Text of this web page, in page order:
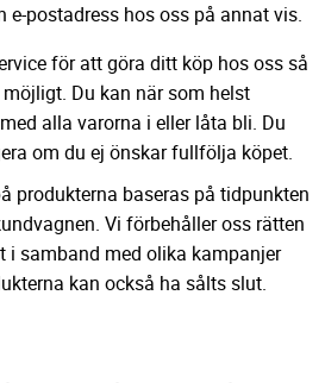
e-postadress hos oss på annat vis.
för att göra ditt köp hos oss så
Du kan när som helst
alla varorna i eller låta bli. Du
om du ej önskar fullfölja köpet.
produkterna baseras på tidpunkten
Vi förbehåller oss rätten
i samband med olika kampanjer
kan också ha sålts slut.